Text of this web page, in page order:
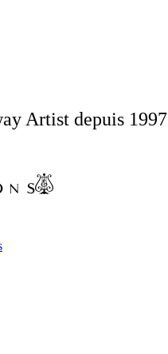
Artist depuis 1997